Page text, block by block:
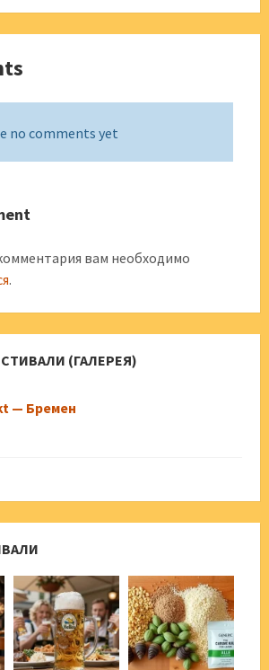
no comments yet
вам необходимо
.
(ГАЛЕРЕЯ)
— Бремен